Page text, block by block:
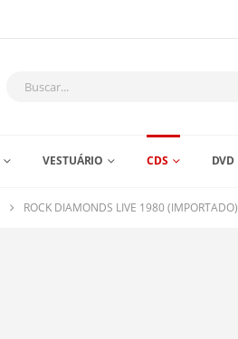
VESTUÁRIO CDS DVD
ROCK DIAMONDS LIVE 1980 (IMPORTADO)